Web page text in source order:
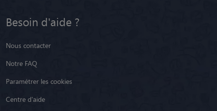
Besoin d'aide ?
Nous contacter
Notre FAQ
Paramétrer les cookies
Centre d'aide